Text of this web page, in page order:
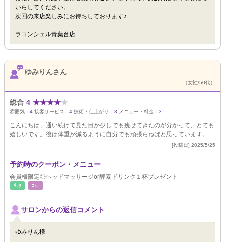
いらしてください。
次回の来店楽しみにお待ちしております♪
ラコンシェル青葉台店
ゆみりんさん
（女性/50代）
総合 4 ★★★★★
雰囲気： 4 接客サービス： 4 技術・仕上がり： 3 メニュー・料金： 3
こんにちは、通い続けて見た目か少しでも痩せてきたのが分かって、とても
嬉しいです。後は体重が減るように自分でも頑張らねばと思っています。
[投稿日] 2025/5/25
予約時のクーポン・メニュー
会員様限定◎ヘッドマッサージor酵素ドリンク１杯プレゼント
ﾘﾗｸ ｴｽﾃ
サロンからの返信コメント
ゆみりん様